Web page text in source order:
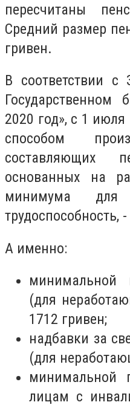
пересчитаны
Средний размер
гривен.
В соответствии
2020 год», с 1
способом
составляющих
основанных на
минимума для
трудоспособность,
А именно:
минимальной
(для
1712 гривен;
надбавки за
(для
минимальной
лицам с